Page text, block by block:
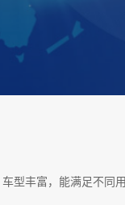
型丰富，能满足不同